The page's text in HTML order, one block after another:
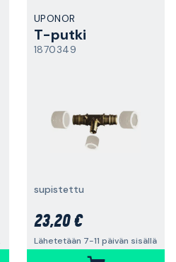
UPONOR
T-putki
1870349
supistettu
23,20 €
Lähetetään 7-11 päivän sisällä